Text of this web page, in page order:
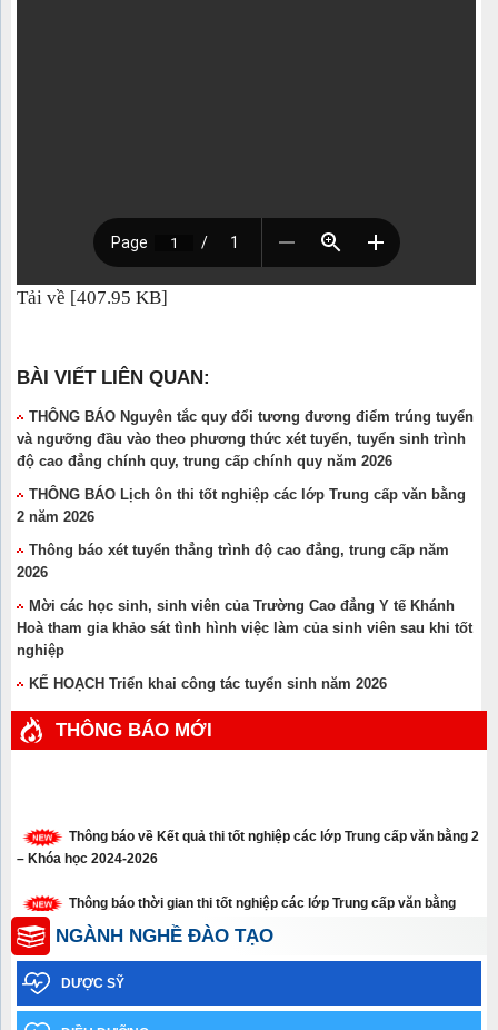
Tải về [407.95 KB]
BÀI VIẾT LIÊN QUAN:
THÔNG BÁO Nguyên tắc quy đổi tương đương điểm trúng tuyển
và ngưỡng đầu vào theo phương thức xét tuyển, tuyển sinh trình
độ cao đẳng chính quy, trung cấp chính quy năm 2026
THÔNG BÁO Lịch ôn thi tốt nghiệp các lớp Trung cấp văn bằng
2 năm 2026
Thông báo xét tuyển thẳng trình độ cao đẳng, trung cấp năm
2026
Mời các học sinh, sinh viên của Trường Cao đẳng Y tế Khánh
Hoà tham gia khảo sát tình hình việc làm của sinh viên sau khi tốt
nghiệp
KẾ HOẠCH Triển khai công tác tuyển sinh năm 2026
THÔNG BÁO MỚI
Thông báo về Kết quả thi tốt nghiệp các lớp Trung cấp văn bằng 2
– Khóa học 2024-2026
Thông báo thời gian thi tốt nghiệp các lớp Trung cấp văn bằng
năm 2026
Thông báo xét tuyển thẳng trình độ cao đẳng, trung cấp năm 2026
Thông báo về việc học sinh sinh viên chưa tham gia Bảo hiểm y
NGÀNH NGHỀ ĐÀO TẠO
DƯỢC SỸ